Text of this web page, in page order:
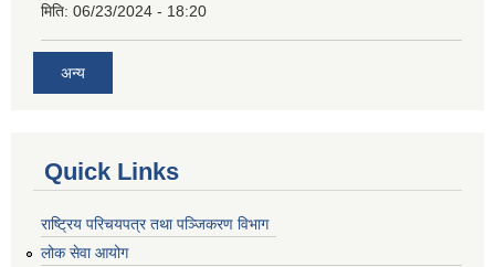
मिति: 06/23/2024 - 18:20
अन्य
Quick Links
राष्ट्रिय परिचयपत्र तथा पञ्जिकरण विभाग
लोक सेवा आयोग